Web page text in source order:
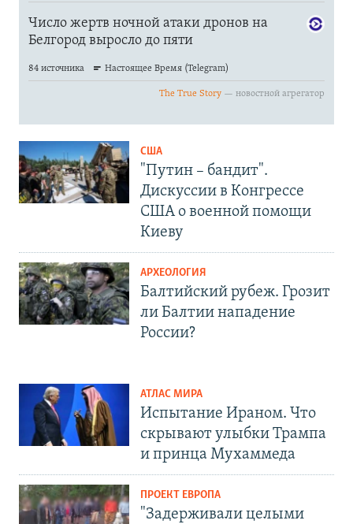
США
"Путин – бандит".
Дискуссии в Конгрессе
США о военной помощи
Киеву
АРХЕОЛОГИЯ
Балтийский рубеж. Грозит
ли Балтии нападение
России?
АТЛАС МИРА
Испытание Ираном. Что
скрывают улыбки Трампа
и принца Мухаммеда
ПРОЕКТ ЕВРОПА
"Задерживали целыми